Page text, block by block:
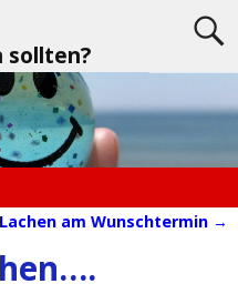
sollten?
Lachen am Wunschtermin →